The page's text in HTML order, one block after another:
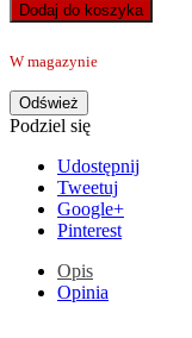
Dodaj do koszyka
W magazynie
Podziel się
Udostępnij
Tweetuj
Google+
Pinterest
Opis
Opinia